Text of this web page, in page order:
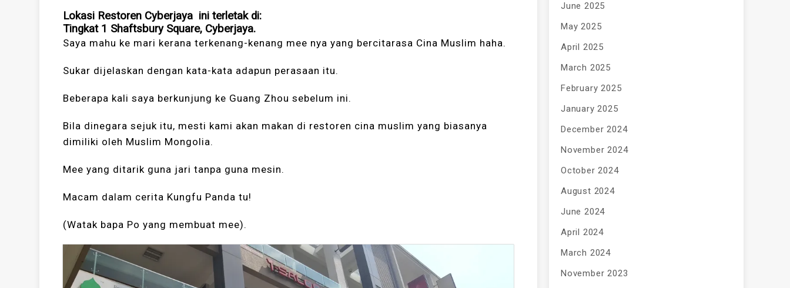
Lokasi Restoren Cyberjaya ini terletak di:
Tingkat 1 Shaftsbury Square, Cyberjaya.
Saya mahu ke mari kerana terkenang-kenang mee nya yang bercitarasa Cina Muslim haha.
Sukar dijelaskan dengan kata-kata adapun perasaan itu.
Beberapa kali saya berkunjung ke Guang Zhou sebelum ini.
Bila dinegara sejuk itu, mesti kami akan makan di restoren cina muslim yang biasanya
dimiliki oleh Muslim Mongolia.
Mee yang ditarik guna jari tanpa guna mesin.
Macam dalam cerita Kungfu Panda tu!
(Watak bapa Po yang membuat mee).
June 2025
May 2025
April 2025
March 2025
February 2025
January 2025
December 2024
November 2024
October 2024
August 2024
June 2024
April 2024
March 2024
November 2023